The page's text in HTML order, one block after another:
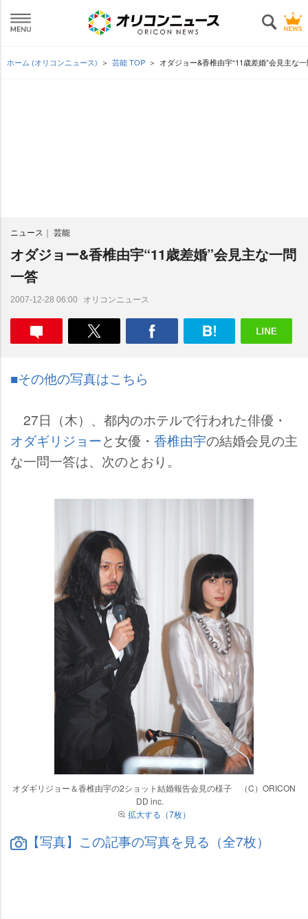
ホーム (オリコンニュース) 芸能 TOP オダジョー&香椎由宇“11歳差婚”会見主な
ニュース 芸能
オダジョー&香椎由宇“11歳差婚”会見主な一問
一答
2007-12-28 06:00 オリコンニュース
■その他の写真はこちら
27日（木）、都内のホテルで行われた俳優・
オダギリジョーと女優・ 香椎由宇の結婚会見の主
な一問一答は、次のとおり。
オダギリジョー＆香椎由宇の2ショット結婚報告会見の様子 （C）ORICON
DD inc.
拡大する（7枚）
【写真】この記事の写真を見る（全7枚）